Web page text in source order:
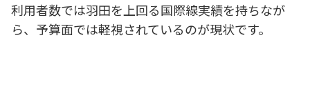
利用者数では羽田を上回る国際線実績を持ちなが
ら、予算面では軽視されているのが現状です。